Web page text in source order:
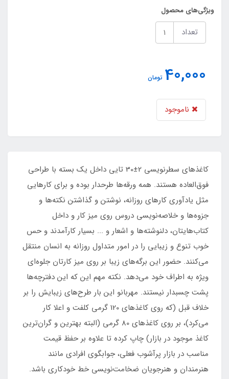
ویژگی‌های محصول
تعداد
40,000 تومان
ناموجود
کاغذهای سطرنویسی 2±30 تایی داخل یک بسته با طراحی
فوق‌العاده هستند. همه ورقه‌ها طرحدار بوده و برای کارهایی
مثل یادآوری کارهای روزانه، نوشتن و گذاشتن نکته‌ها و
جزوه‌ها و خلاصه‌نویسی دروس روی میز کار و داخل
کتاب‌هایتان، دلنوشته‌ها و اشعار و ... بسیار کارآمدند و حس
خوب تنوع و زیبایی را در امور متداول روزانه به انسان منتقل
می‌کنند. حضور این برگه‌های زیبا بر روی میز کارتان جلوه‌ای
ویژه به اطراف خود می‌دهد. نکته مهم این که این دفترچه‌ها
پشت چسبدار نیستند. مهربانو این بار طرح‌های زیبایش را بر
خلاف قبل (که روی کاغذهای 120 گرمی کلفت و اعلا کار
می‌کرد)، بر روی کاغذهای 80 گرمی (البته بهترین و گران‌ترین
کاغذ موجود در بازار) چاپ کرده تا علاوه بر حفظ قیمت
مناسب در بازار پرآشوب فعلی، جوابگوی افرادی مانند
هنرمندان و هنرجویان ضخامت‌نویسی خط خودکاری باشد.